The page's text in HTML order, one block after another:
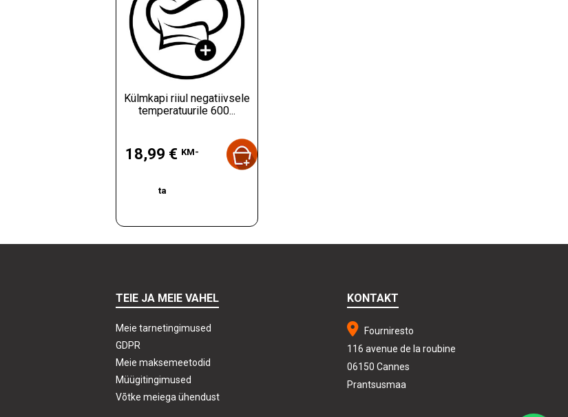
Külmkapi riiul negatiivsele
temperatuurile 600...
18,99 € KM-
ta
TEIE JA MEIE VAHEL
Meie tarnetingimused
GDPR
Meie maksemeetodid
Müügitingimused
Võtke meiega ühendust
KONTAKT
Fourniresto
116 avenue de la roubine
06150 Cannes
Prantsusmaa